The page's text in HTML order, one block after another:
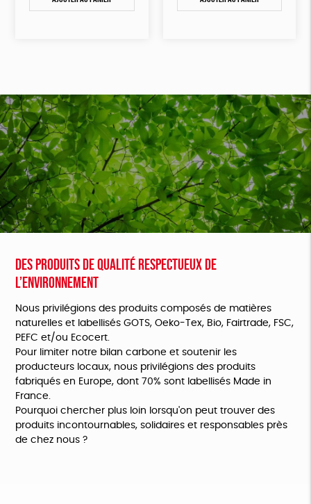
Des produits de qualité respectueux de
l’environnement
Nous privilégions des produits composés de matières
naturelles et labellisés GOTS, Oeko-Tex, Bio, Fairtrade, FSC,
PEFC et/ou Ecocert.
Pour limiter notre bilan carbone et soutenir les
producteurs locaux, nous privilégions des produits
fabriqués en Europe, dont 70% sont labellisés Made in
France.
Pourquoi chercher plus loin lorsqu'on peut trouver des
produits incontournables, solidaires et responsables près
de chez nous ?